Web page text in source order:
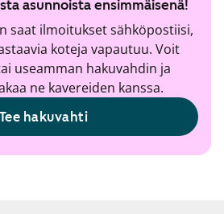
asunnoista ensimmäisenä!
saat ilmoitukset sähköpostiisi,
koteja vapautuu. Voit
useamman hakuvahdin ja
ne kavereiden kanssa.
Tee hakuvahti